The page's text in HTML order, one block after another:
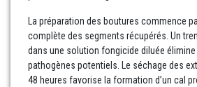
La préparation des boutures commence
complète des segments récupérés. Un
dans une solution fongicide diluée
pathogènes potentiels. Le séchage des
48 heures favorise la formation d’un cal